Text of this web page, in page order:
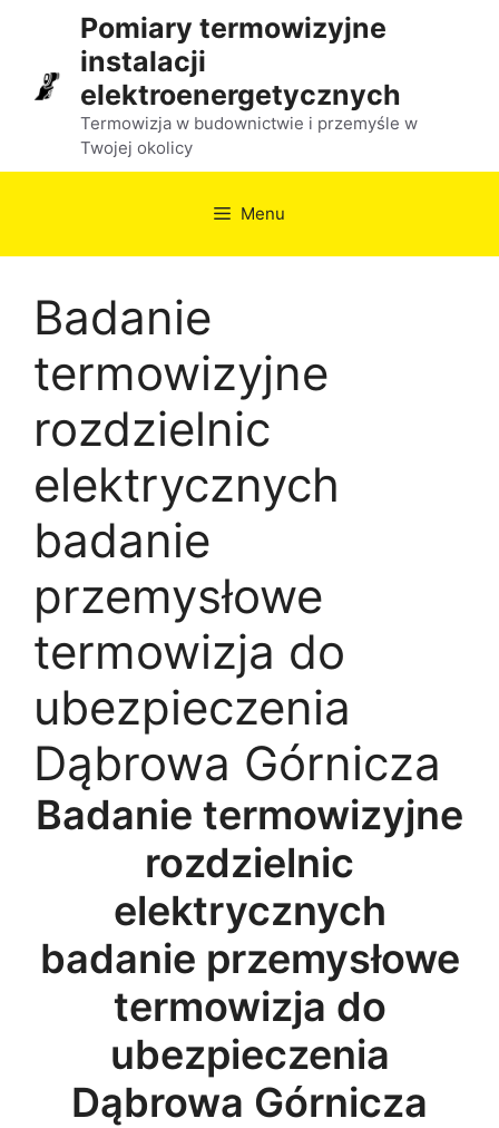
treści
Pomiary termowizyjne
instalacji
elektroenergetycznych
Termowizja w budownictwie i przemyśle w
Twojej okolicy
Menu
Badanie
termowizyjne
rozdzielnic
elektrycznych
badanie
przemysłowe
termowizja do
ubezpieczenia
Dąbrowa Górnicza
Badanie termowizyjne
rozdzielnic
elektrycznych
badanie przemysłowe
termowizja do
ubezpieczenia
Dąbrowa Górnicza